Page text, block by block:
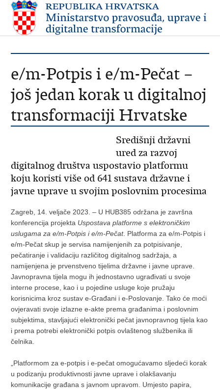
e/m-Potpis i e/m-Pečat –
još jedan korak u digitalnoj
transformaciji Hrvatske
Središnji državni
ured za razvoj
digitalnog društva uspostavio platformu
koju koristi više od 641 sustava državne i
javne uprave u svojim poslovnim procesima
Zagreb, 14. veljače 2023. – U HUB385 održana je završna
konferencija projekta Uspostava platforme s elektroničkim
uslugama za e/m-Potpis i e/m-Pečat. Platforma za e/m-Potpis i
e/m-Pečat skup je servisa namijenjenih za potpisivanje,
pečatiranje i validaciju različitog digitalnog sadržaja, a
namijenjena je prvenstveno tijelima državne i javne uprave.
Javnopravna tijela mogu ih jednostavno ugrađivati u svoje
interne procese, kao i u pojedine usluge koje pružaju
korisnicima kroz sustav e-Građani i e-Poslovanje. Tako će moći
ovjeravati svoje izlazne e-akte prema građanima i poslovnim
subjektima, stavljajući elektronički pečat javnopravnog tijela kao
i prema potrebi elektronički potpis ovlaštenog službenika ili
čelnika.
„Platformom za e-potpis i e-pečat omogućavamo sljedeći korak
u podizanju produktivnosti javne uprave i olakšavanju
komunikacije građana s javnom upravom. Umjesto papira,